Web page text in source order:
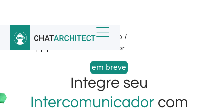
Início Integrações do WhatsApp /
WhatsApp para intercomunicador
em breve
Integre seu
Intercomunicadorcom